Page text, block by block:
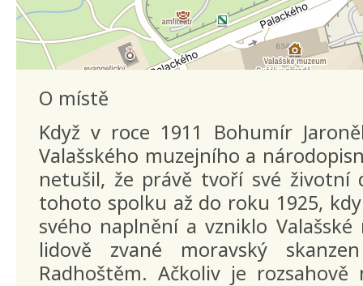
O místě
Když v roce 1911 Bohumír
Valašského muzejního a
netušil, že právě tvoří své životní
tohoto spolku až do roku 1925,
svého naplnění a vzniklo
lidově zvané moravský
Radhoštěm. Ačkoliv je rozsahově